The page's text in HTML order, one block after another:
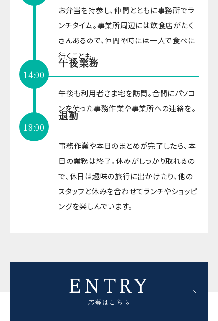
お弁当を持参し、仲間とともに事務所でラ
ンチタイム。事業所周辺には飲食店がたく
さんあるので、仲間や時には一人で食べに
行くことも。
14:00
午後業務
午後も利用者さま宅を訪問。合間にパソコ
ンを使った事務作業や事業所への連絡を。
18:00
退勤
事務作業や本日のまとめが完了したら、本
日の業務は終了。休みがしっかり取れるの
で、休日は趣味の旅行に出かけたり、他の
スタッフと休みを合わせてランチやショッピ
ングを楽しんでいます。
ENTRY
応募はこちら